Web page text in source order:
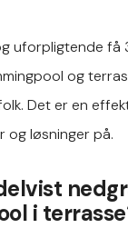
uforpligtende få
og
Det er en
og løsninger på.
i